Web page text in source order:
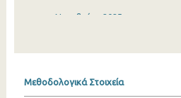
Νοεμβρίου 2025
Μεθοδολογικά Στοιχεία